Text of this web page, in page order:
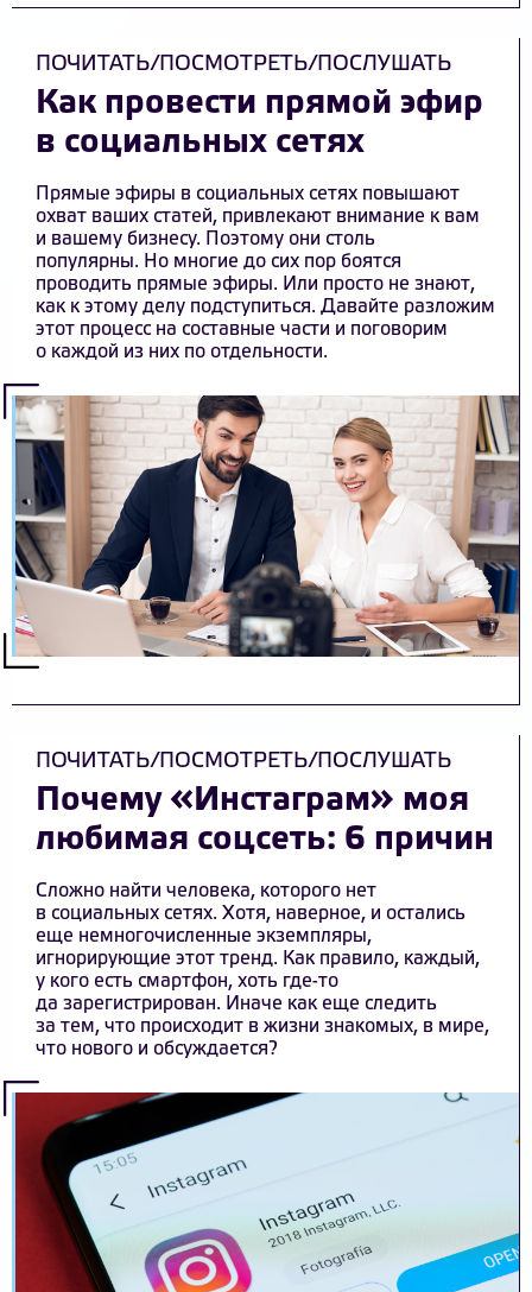
ПОЧИТАТЬ/ПОСМОТРЕТЬ/ПОСЛУШАТЬ
Как провести прямой эфир
в социальных сетях
Прямые эфиры в социальных сетях повышают
охват ваших статей, привлекают внимание к вам
и вашему бизнесу. Поэтому они столь
популярны. Но многие до сих пор боятся
проводить прямые эфиры. Или просто не знают,
как к этому делу подступиться. Давайте разложим
этот процесс на составные части и поговорим
о каждой из них по отдельности.
ПОЧИТАТЬ/ПОСМОТРЕТЬ/ПОСЛУШАТЬ
Почему «Инстаграм» моя
любимая соцсеть: 6 причин
Сложно найти человека, которого нет
в социальных сетях. Хотя, наверное, и остались
еще немногочисленные экземпляры,
игнорирующие этот тренд. Как правило, каждый,
у кого есть смартфон, хоть где-то
да зарегистрирован. Иначе как еще следить
за тем, что происходит в жизни знакомых, в мире,
что нового и обсуждается?